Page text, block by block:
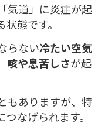
気道」に炎症が起
態です。
らない冷たい空気
咳や息苦しさが起
もありますが、特
なげられます。